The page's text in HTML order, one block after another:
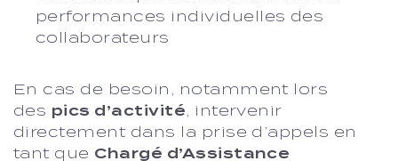
performances individuelles des
collaborateurs
En cas de besoin, notamment lors
des pics d’activité, intervenir
directement dans la prise d’appels en
tant que Chargé d’Assistance